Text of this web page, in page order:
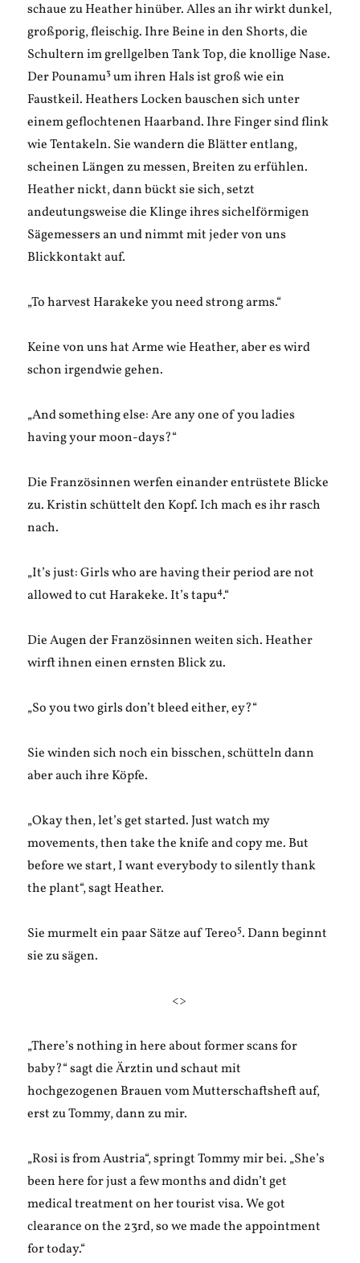
schaue zu Heather hinüber. Alles an ihr wirkt dunkel,
großporig, fleischig. Ihre Beine in den Shorts, die
Schultern im grellgelben Tank Top, die knollige Nase.
Der Pounamu³ um ihren Hals ist groß wie ein
Faustkeil. Heathers Locken bauschen sich unter
einem geflochtenen Haarband. Ihre Finger sind flink
wie Tentakeln. Sie wandern die Blätter entlang,
scheinen Längen zu messen, Breiten zu erfühlen.
Heather nickt, dann bückt sie sich, setzt
andeutungsweise die Klinge ihres sichelförmigen
Sägemessers an und nimmt mit jeder von uns
Blickkontakt auf.
„To harvest Harakeke you need strong arms.“
Keine von uns hat Arme wie Heather, aber es wird
schon irgendwie gehen.
„And something else: Are any one of you ladies
having your moon-days?“
Die Französinnen werfen einander entrüstete Blicke
zu. Kristin schüttelt den Kopf. Ich mach es ihr rasch
nach.
„It’s just: Girls who are having their period are not
allowed to cut Harakeke. It’s tapu4.“
Die Augen der Französinnen weiten sich. Heather
wirft ihnen einen ernsten Blick zu.
„So you two girls don’t bleed either, ey?“
Sie winden sich noch ein bisschen, schütteln dann
aber auch ihre Köpfe.
„Okay then, let’s get started. Just watch my
movements, then take the knife and copy me. But
before we start, I want everybody to silently thank
the plant“, sagt Heather.
Sie murmelt ein paar Sätze auf Tereo5. Dann beginnt
sie zu sägen.
<>
„There’s nothing in here about former scans for
baby?“ sagt die Ärztin und schaut mit
hochgezogenen Brauen vom Mutterschaftsheft auf,
erst zu Tommy, dann zu mir.
„Rosi is from Austria“, springt Tommy mir bei. „She’s
been here for just a few months and didn’t get
medical treatment on her tourist visa. We got
clearance on the 23rd, so we made the appointment
for today.“